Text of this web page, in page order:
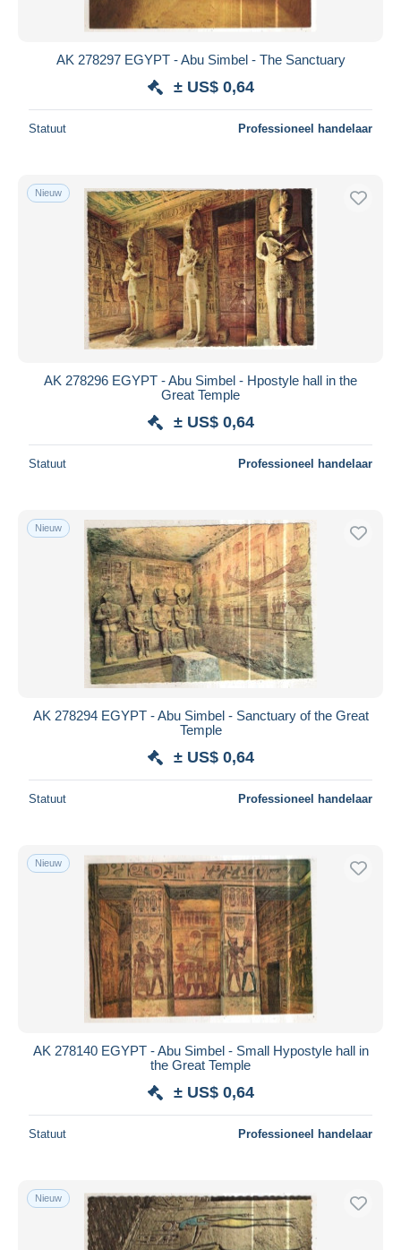
AK 278297 EGYPT - Abu Simbel - The Sanctuary
± US$ 0,64
Statuut Professioneel handelaar
Nieuw
AK 278296 EGYPT - Abu Simbel - Hpostyle hall in the
Great Temple
± US$ 0,64
Statuut Professioneel handelaar
Nieuw
AK 278294 EGYPT - Abu Simbel - Sanctuary of the Great
Temple
± US$ 0,64
Statuut Professioneel handelaar
Nieuw
AK 278140 EGYPT - Abu Simbel - Small Hypostyle hall in
the Great Temple
± US$ 0,64
Statuut Professioneel handelaar
Nieuw